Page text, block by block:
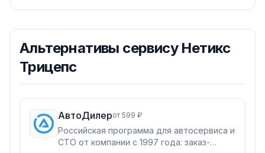
Альтернативы сервису Нетикс
Трицепс
АвтоДилерот 599 ₽
Российская программа для автосервиса и
СТО от компании с 1997 года: заказ-